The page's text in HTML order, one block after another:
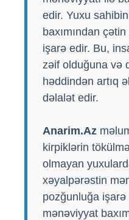
edir. Yuxu
baxımından
işarə edir. Bu,
zəif olduğuna və
həddindən artıq
dəlalət edir.
Anarim.Az
kirpiklərin
olmayan
xəyalpərəstin
pozğunluğa
mənəviyyat